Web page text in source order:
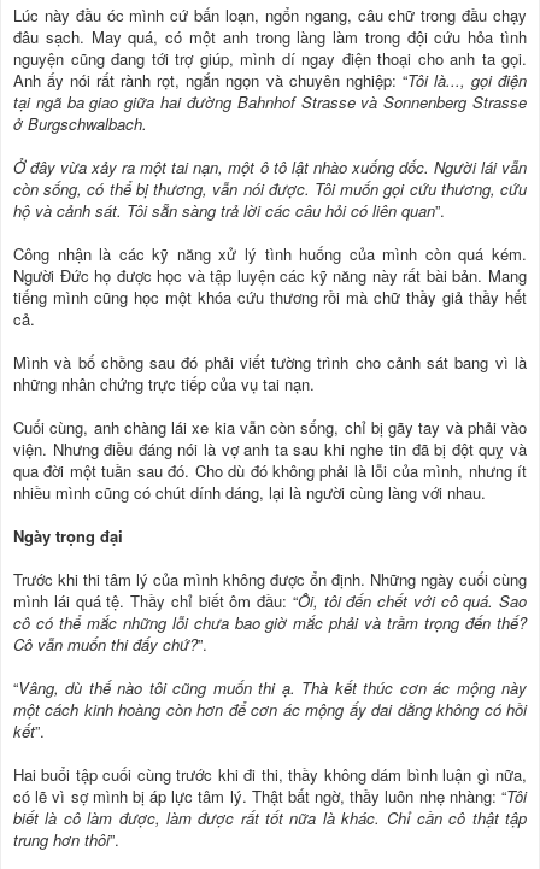
Lúc này đầu óc mình cứ bấn loạn, ngổn ngang, câu chữ trong đầu chạy
đâu sạch. May quá, có một anh trong làng làm trong đội cứu hỏa tình
nguyện cũng đang tới trợ giúp, mình dí ngay điện thoại cho anh ta gọi.
Anh ấy nói rất rành rọt, ngắn ngọn và chuyên nghiệp: “Tôi là..., gọi điện
tại ngã ba giao giữa hai đường Bahnhof Strasse và Sonnenberg Strasse
ở Burgschwalbach.
Ở đây vừa xảy ra một tai nạn, một ô tô lật nhào xuống dốc. Người lái vẫn
còn sống, có thể bị thương, vẫn nói được. Tôi muốn gọi cứu thương, cứu
hộ và cảnh sát. Tôi sẵn sàng trả lời các câu hỏi có liên quan”.
Công nhận là các kỹ năng xử lý tình huống của mình còn quá kém.
Người Đức họ được học và tập luyện các kỹ năng này rất bài bản. Mang
tiếng mình cũng học một khóa cứu thương rồi mà chữ thầy giả thầy hết
cả.
Mình và bố chồng sau đó phải viết tường trình cho cảnh sát bang vì là
những nhân chứng trực tiếp của vụ tai nạn.
Cuối cùng, anh chàng lái xe kia vẫn còn sống, chỉ bị gãy tay và phải vào
viện. Nhưng điều đáng nói là vợ anh ta sau khi nghe tin đã bị đột quỵ và
qua đời một tuần sau đó. Cho dù đó không phải là lỗi của mình, nhưng ít
nhiều mình cũng có chút dính dáng, lại là người cùng làng với nhau.
Ngày trọng đại
Trước khi thi tâm lý của mình không được ổn định. Những ngày cuối cùng
mình lái quá tệ. Thầy chỉ biết ôm đầu: “Ôi, tôi đến chết với cô quá. Sao
cô có thể mắc những lỗi chưa bao giờ mắc phải và trầm trọng đến thế?
Cô vẫn muốn thi đấy chứ?”.
“Vâng, dù thế nào tôi cũng muốn thi ạ. Thà kết thúc cơn ác mộng này
một cách kinh hoàng còn hơn để cơn ác mộng ấy dai dằng không có hồi
kết”.
Hai buổi tập cuối cùng trước khi đi thi, thầy không dám bình luận gì nữa,
có lẽ vì sợ mình bị áp lực tâm lý. Thật bất ngờ, thầy luôn nhẹ nhàng: “Tôi
biết là cô làm được, làm được rất tốt nữa là khác. Chỉ cần cô thật tập
trung hơn thôi”.